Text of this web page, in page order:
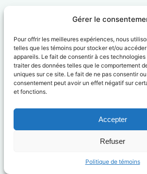
Gérer le
Pour offrir les meilleures expériences, nous
telles que les témoins pour stocker et/ou
appareils. Le fait de consentir à ces
traiter des données telles que le comportement
uniques sur ce site. Le fait de ne pas consentir
consentement peut avoir un effet négatif sur
et fonctions.
Accepter
Refuser
Politique de témoins